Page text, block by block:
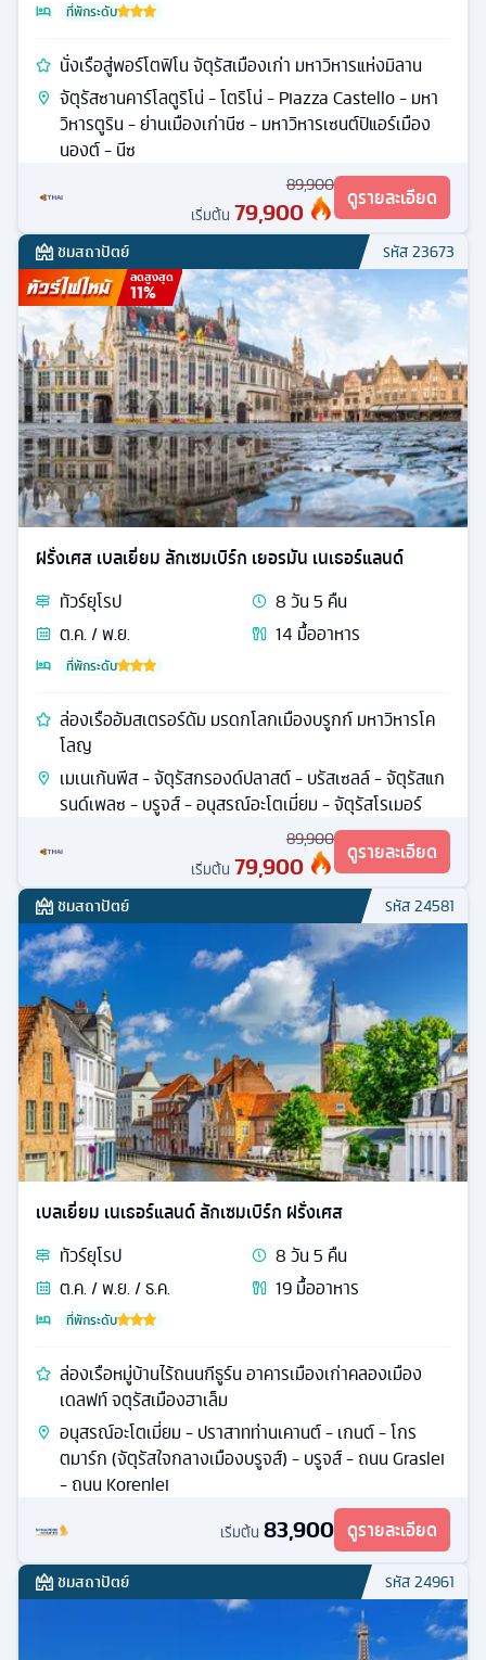
ที่พักระดับ
นั่งเรือสู่พอร์โตฟิโน จัตุรัสเมืองเก่า มหาวิหารแห่งมิลาน
จัตุรัสซานคาร์โลตูริโน่ - โตริโน่ - Piazza Castello - มหา
วิหารตูริน - ย่านเมืองเก่านีซ - มหาวิหารเซนต์ปิแอร์เมือง
นองต์ - นีซ
89,900
เริ่มต้น 79,900 ดูรายละเอียด
ชมสถาปัตย์ รหัส23673
ลดสูงสุด
11%
ฝรั่งเศส เบลเยี่ยม ลักเซมเบิร์ก เยอรมัน เนเธอร์แลนด์
ทัวร์ยุโรป 8วัน5 คืน
ต.ค. / พ.ย.
14 มื้ออาหาร
ที่พักระดับ
ล่องเรืออัมสเตรอร์ดัม มรดกโลกเมืองบรูกก์ มหาวิหารโค
โลญ
เมเนเก้นพีส - จัตุรัสกรองด์ปลาสต์ - บรัสเซลล์ - จัตุรัสแก
รนด์เพลซ - บรูจส์ - อนุสรณ์อะโตเมี่ยม - จัตุรัสโรเมอร์
89,900
เริ่มต้น 79,900 ดูรายละเอียด
ชมสถาปัตย์ รหัส24581
เบลเยี่ยม เนเธอร์แลนด์ ลักเซมเบิร์ก ฝรั่งเศส
ทัวร์ยุโรป 8วัน5 คืน
ต.ค. / พ.ย. / ธ.ค.
19มื้ออาหาร
ที่พักระดับ
ล่องเรือหมู่บ้านไร้ถนนกีธูร์น อาคารเมืองเก่าคลองเมือง
เดลฟท์ จตุรัสเมืองฮาเล็ม
อนุสรณ์อะโตเมี่ยม - ปราสาทท่านเคานต์ - เกนต์ - โกร
ตมาร์ก (จัตุรัสใจกลางเมืองบรูจส์) - บรูจส์ - ถนน Graslei
- ถนน Korenlei
เริ่มต้น 83,900 ดูรายละเอียด
ชมสถาปัตย์ รหัส24961